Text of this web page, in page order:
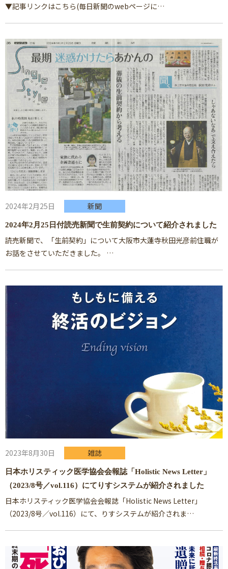
▼記事リンクはこちら(毎日新聞のwebページに…
2024年2月25日 新聞
2024年2月25日付読売新聞で生前契約について紹介されました
読売新聞で、「生前契約」について大阪市大蓮寺秋田光彦前住職が
お話をさせていただきました。 …
2023年8月30日 雑誌
日本ホリスティック医学協会会報誌「Holistic News Letter」
（2023/8号／vol.116）にてりすシステムが紹介されました
日本ホリスティック医学協会会報誌「Holistic News Letter」
（2023/8号／vol.116）にて、りすシステムが紹介されま…